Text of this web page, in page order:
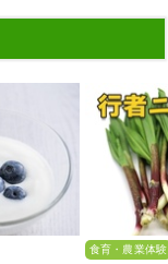
食育・農業体験